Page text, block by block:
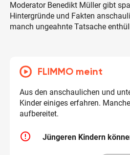
Moderator Benedikt Müller gibt
Hintergründe und Fakten
manch ungeahnte Tatsache
FLIMMO meint
Aus den anschaulichen und
Kinder einiges erfahren.
aufbereitet.
error_outline Jüngeren Kindern